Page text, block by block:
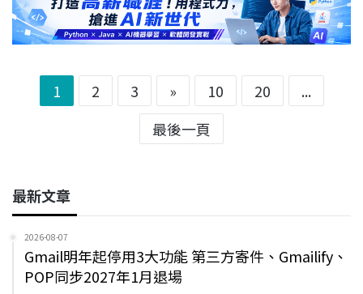
1 2 3 » 10 20
...
最後一頁
最新文章
2026-08-07
Gmail明年起停用3大功能 第三方寄件、Gmailify、
POP同步2027年1月退場